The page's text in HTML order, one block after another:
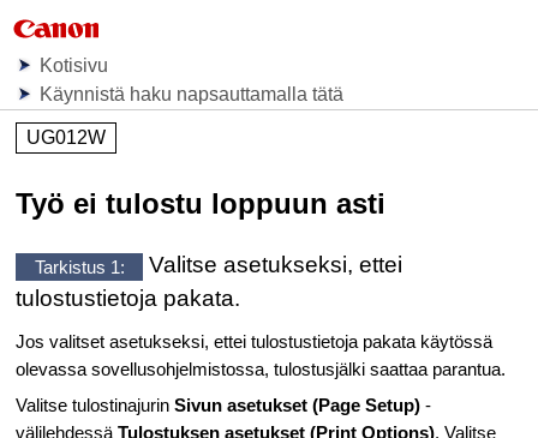
Kotisivu
Käynnistä haku napsauttamalla tätä
UG012W
Työ ei tulostu loppuun asti
Tarkistus 1:
Valitse asetukseksi, ettei
tulostustietoja pakata.
Jos valitset asetukseksi, ettei tulostustietoja pakata käytössä
olevassa sovellusohjelmistossa, tulostusjälki saattaa parantua.
Valitse tulostinajurinSivun asetukset (Page Setup) -
välilehdessäTulostuksen asetukset (Print Options). Valitse